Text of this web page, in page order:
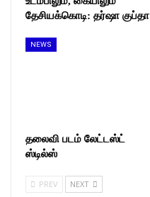
தேசியக்கொடி: தர்ஷா குப்தா
NEWS
தலைவி பட‌ம் லேட்டஸ்ட்
ஸ்டில்ஸ்
PREV NEXT